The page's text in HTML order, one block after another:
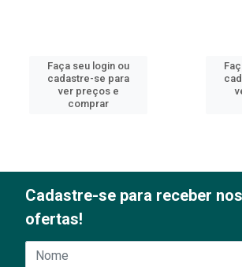
Faça seu login ou
cadastre-se para
ver preços e
comprar
Cadastre-se para receber
ofertas!